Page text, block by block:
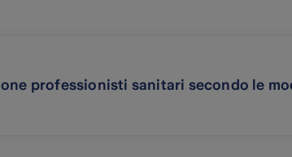
professionisti sanitari secondo le